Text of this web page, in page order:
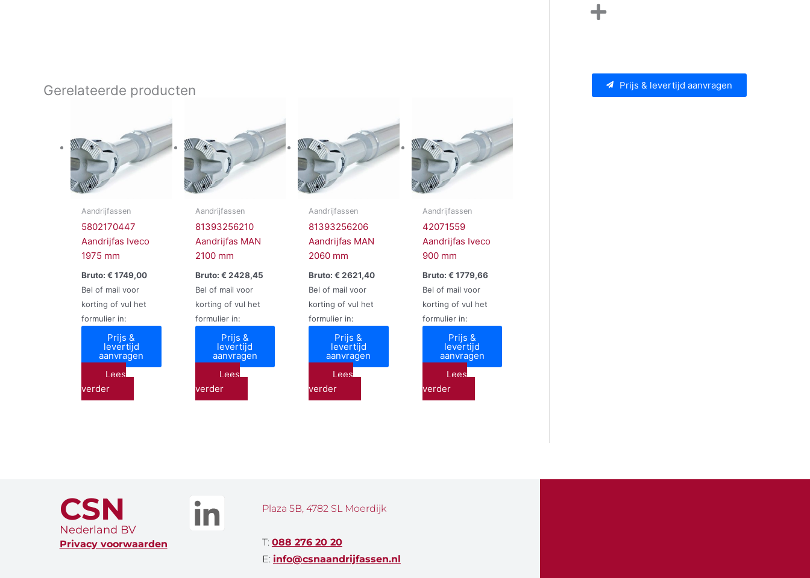
Gerelateerde producten
Aandrijfassen
5802170447
Aandrijfas Iveco
1975 mm
Bruto: €1749,00
Bel of mail voor
korting of vul het
formulier in:
Prijs &
levertijd
aanvragen
Lees
verder
Aandrijfassen
81393256210
Aandrijfas MAN
2100 mm
Bruto: €2428,45
Bel of mail voor
korting of vul het
formulier in:
Prijs &
levertijd
aanvragen
Lees
verder
Aandrijfassen
81393256206
Aandrijfas MAN
2060 mm
Bruto: €2621,40
Bel of mail voor
korting of vul het
formulier in:
Prijs &
levertijd
aanvragen
Lees
verder
Aandrijfassen
42071559
Aandrijfas Iveco
900 mm
Bruto: €1779,66
Bel of mail voor
korting of vul het
formulier in:
Prijs &
levertijd
aanvragen
Lees
verder
Prijs & levertijd aanvragen
CSN
Nederland BV
Privacy voorwaarden
Plaza 5B, 4782 SL Moerdijk
T: 088 276 20 20
E: info@csnaandrijfassen.nl